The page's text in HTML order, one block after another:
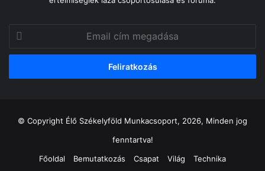
cím
megadása
© Copyright Élő Székelyföld Munkacsoport, 2026, Minden jog
fenntartva!
Főoldal
Bemutatkozás Csapat Világ Technika